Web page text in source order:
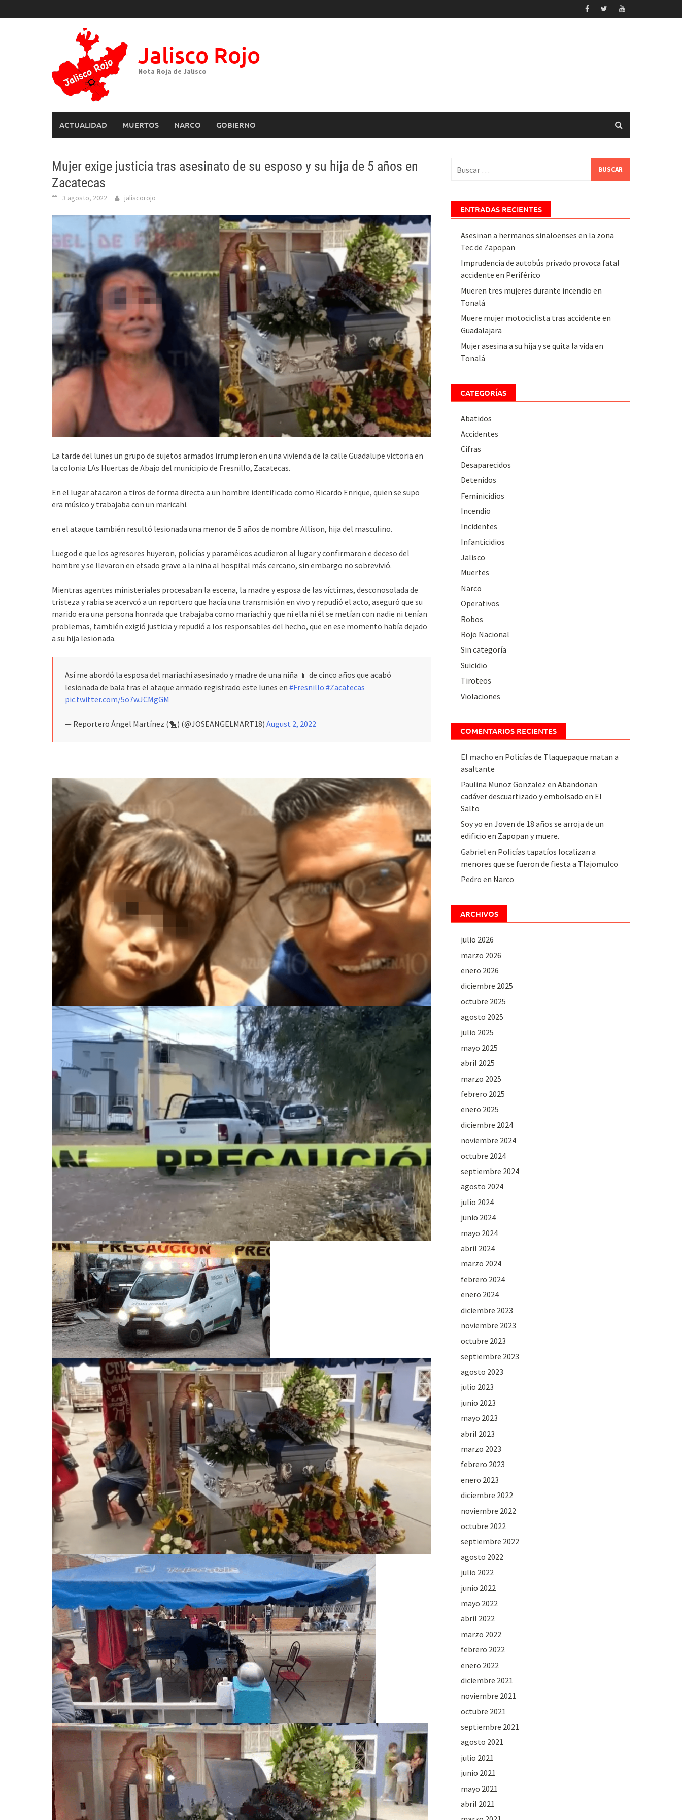
to
Jalisco Rojo
Nota Roja de Jalisco
ACTUALIDAD MUERTOS NARCO GOBIERNO
Mujer exige justicia tras asesinato de su esposo y su hija de 5 años en
Zacatecas
3 agosto, 2022 jaliscorojo
La tarde del lunes un grupo de sujetos armados irrumpieron en una vivienda de la calle Guadalupe victoria en
la colonia LAs Huertas de Abajo del municipio de Fresnillo, Zacatecas.
En el lugar atacaron a tiros de forma directa a un hombre identificado como Ricardo Enrique, quien se supo
era músico y trabajaba con un maricahi.
en el ataque también resultó lesionada una menor de 5 años de nombre Allison, hija del masculino.
Luegod e que los agresores huyeron, policías y paraméicos acudieron al lugar y confirmaron e deceso del
hombre y se llevaron en etsado grave a la niña al hospital más cercano, sin embargo no sobrevivió.
Mientras agentes ministeriales procesaban la escena, la madre y esposa de las víctimas, desconosolada de
tristeza y rabia se acervcó a un reportero que hacía una transmisión en vivo y repudió el acto, aseguró que su
marido era una persona honrada que trabajaba como mariachi y que ni ella ni él se metían con nadie ni tenían
problemas, también exigió justicia y repudió a los responsables del hecho, que en ese momento había dejado
a su hija lesionada.
Así me abordó la esposa del mariachi asesinado y madre de una niña 👧 de cinco años que acabó
lesionada de bala tras el ataque armado registrado este lunes en #Fresnillo #Zacatecas
pic.twitter.com/5o7wJCMgGM
— Reportero Ángel Martínez (🐤) (@JOSEANGELMART18) August 2, 2022
ENTRADAS RECIENTES
Asesinan a hermanos sinaloenses en la zona
Tec de Zapopan
Imprudencia de autobús privado provoca fatal
accidente en Periférico
Mueren tres mujeres durante incendio en
Tonalá
Muere mujer motociclista tras accidente en
Guadalajara
Mujer asesina a su hija y se quita la vida en
Tonalá
CATEGORÍAS
Abatidos
Accidentes
Cifras
Desaparecidos
Detenidos
Feminicidios
Incendio
Incidentes
Infanticidios
Jalisco
Muertes
Narco
Operativos
Robos
Rojo Nacional
Sin categoría
Suicidio
Tiroteos
Violaciones
COMENTARIOS RECIENTES
El macho en Policías de Tlaquepaque matan a
asaltante
Paulina Munoz Gonzalez en Abandonan
cadáver descuartizado y embolsado en El
Salto
Soy yo en Joven de 18 años se arroja de un
edificio en Zapopan y muere.
Gabriel en Policías tapatíos localizan a
menores que se fueron de fiesta a Tlajomulco
Pedro en Narco
ARCHIVOS
julio 2026
marzo 2026
enero 2026
diciembre 2025
octubre 2025
agosto 2025
julio 2025
mayo 2025
abril 2025
marzo 2025
febrero 2025
enero 2025
diciembre 2024
noviembre 2024
octubre 2024
septiembre 2024
agosto 2024
julio 2024
junio 2024
mayo 2024
abril 2024
marzo 2024
febrero 2024
enero 2024
diciembre 2023
noviembre 2023
octubre 2023
septiembre 2023
agosto 2023
julio 2023
junio 2023
mayo 2023
abril 2023
marzo 2023
febrero 2023
enero 2023
diciembre 2022
noviembre 2022
octubre 2022
septiembre 2022
agosto 2022
julio 2022
junio 2022
mayo 2022
abril 2022
marzo 2022
febrero 2022
enero 2022
diciembre 2021
noviembre 2021
octubre 2021
septiembre 2021
agosto 2021
julio 2021
junio 2021
mayo 2021
abril 2021